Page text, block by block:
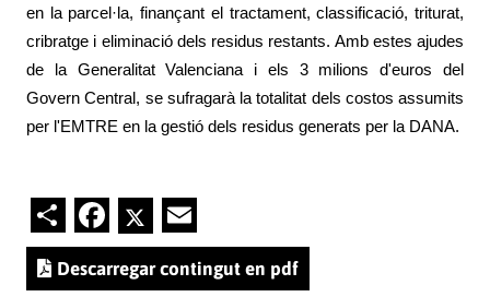
en la parcel·la, finançant el tractament, classificació, triturat,
cribratge i eliminació dels residus restants. Amb estes ajudes
de la Generalitat Valenciana i els 3 milions d'euros del
Govern Central, se sufragarà la totalitat dels costos assumits
per l'EMTRE en la gestió dels residus generats per la DANA.
ShareFacebook
Twitter
Descarregar contingut en pdf